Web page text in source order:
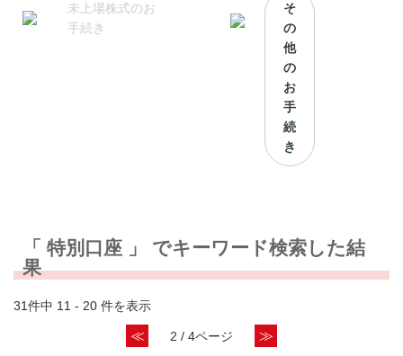
未上場株式のお
手続き
そ
の
他
の
お
手
続
き
「 特別口座 」 でキーワード検索した結
果
31件中 11 - 20 件を表示
≪ 2 / 4ページ ≫